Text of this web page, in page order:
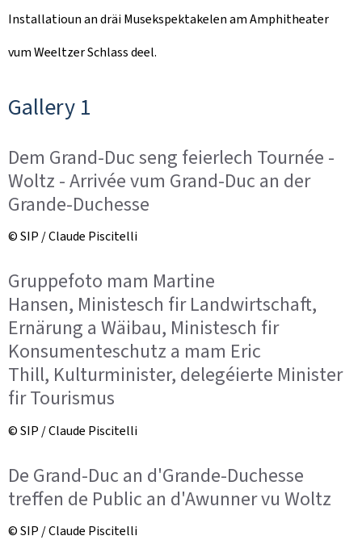
Installatioun an dräi Musekspektakelen am Amphitheater
vum Weeltzer Schlass deel.
Gallery 1
Dem Grand-Duc seng feierlech Tournée -
Woltz - Arrivée vum Grand-Duc an der
Grande-Duchesse
© SIP / Claude Piscitelli
Gruppefoto mam Martine
Hansen, Ministesch fir Landwirtschaft,
Ernärung a Wäibau, Ministesch fir
Konsumenteschutz a mam Eric
Thill, Kulturminister, delegéierte Minister
fir Tourismus
© SIP / Claude Piscitelli
De Grand-Duc an d'Grande-Duchesse
treffen de Public an d'Awunner vu Woltz
© SIP / Claude Piscitelli